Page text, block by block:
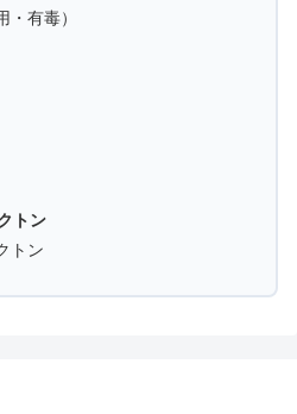
・有毒）
トン
トン